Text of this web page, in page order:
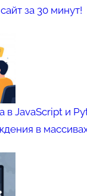
за 30 минут!
в JavaScript и
в